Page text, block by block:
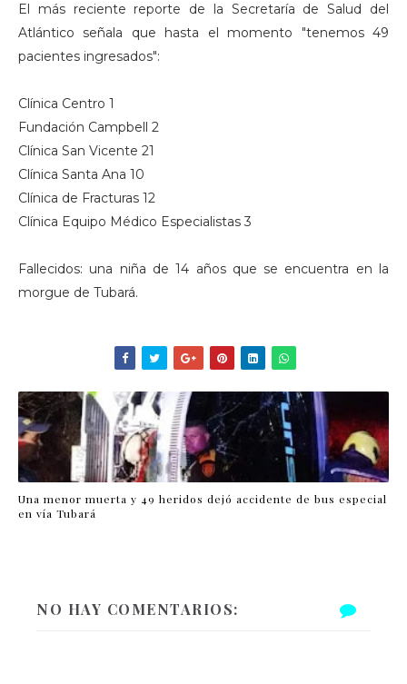
El más reciente reporte de la Secretaría de Salud del
Atlántico señala que hasta el momento "tenemos 49
pacientes ingresados":
Clínica Centro 1
Fundación Campbell 2
Clínica San Vicente 21
Clínica Santa Ana 10
Clínica de Fracturas 12
Clínica Equipo Médico Especialistas 3
Fallecidos: una niña de 14 años que se encuentra en la
morgue de Tubará.
Una menor muerta y 49 heridos dejó accidente de bus especial
en vía Tubará
NO HAY COMENTARIOS: